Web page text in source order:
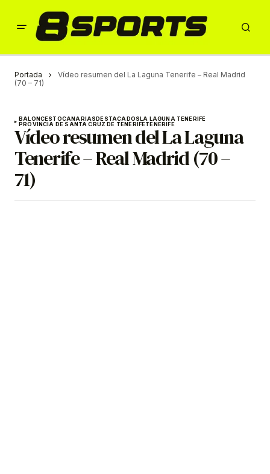
Portada
Vídeo resumen del La Laguna Tenerife – Real Madrid
(70 – 71)
BALONCESTOCANARIASDESTACADOSLA LAGUNA TENERIFE
PROVINCIA DE SANTA CRUZ DE TENERIFETENERIFE
Vídeo resumen del La Laguna
Tenerife – Real Madrid (70 –
71)